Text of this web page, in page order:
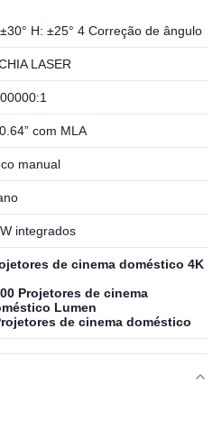
H: ±25° 4 Correção de ângulo
LASER
com MLA
manual
integrados
de cinema doméstico 4K
Projetores de cinema
Lumen
de cinema doméstico